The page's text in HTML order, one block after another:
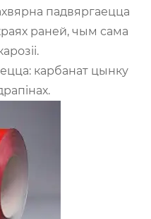
падвяргаецца
раней, чым сама
карбанат цынку